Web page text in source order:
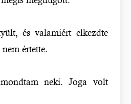
és valamiért elkezdte
értette.
neki. Joga volt